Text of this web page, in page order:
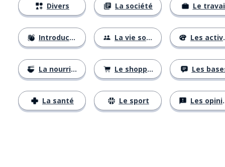
Divers
Introductions
La nourriture
La santé
La société
La vie sociale
Le shopping
Le sport
Le
Les activités
Les
Les opinions